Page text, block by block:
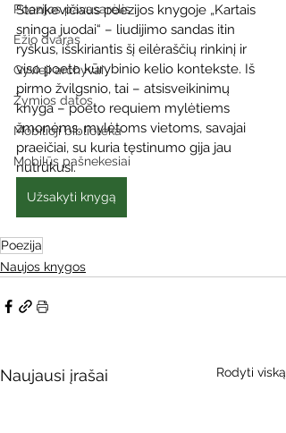
Poezijos pavasarėlis
Ežio dvaras
Gyvieji archyvai
Žymios datos
Mobilioji biblioteka
Mobilūs pašnekesiai
Stankevičiaus poezijos knygoje „Kartais
sninga juodai“ – liudijimo sandas itin
ryškus, išskiriantis šį eilėraščių rinkinį ir
viso poeto kūrybinio kelio kontekste. Iš
pirmo žvilgsnio, tai – atsisveikinimų
knyga – poeto requiem mylėtiems
žmonėms, mylėtoms vietoms, savajai
praeičiai, su kuria tęstinumo gija jau
nutrūkusi.
Užsakyti knygą
Poezija
Naujos knygos
Naujausi įrašai Rodyti viską